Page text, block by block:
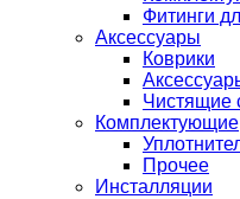
Фитинги
Аксессуары
Коврики
Чистящие
Комплектующие
Прочее
Инсталляции